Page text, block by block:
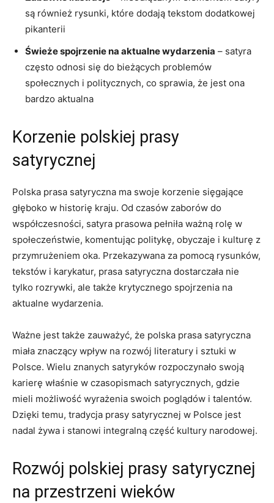
są również rysunki, które dodają ​tekstom dodatkowej
pikanterii
Świeże spojrzenie na aktualne wydarzenia – satyra
często odnosi się do bieżących​ problemów
społecznych i politycznych, co sprawia, że jest ona
bardzo​ aktualna
Korzenie polskiej prasy
satyrycznej
Polska prasa satyryczna ma swoje korzenie sięgające
⁢głęboko w historię kraju. Od czasów zaborów do
współczesności, satyra prasowa pełniła ważną rolę w
społeczeństwie, komentując politykę, obyczaje i kulturę z
przymrużeniem oka. Przekazywana za pomocą rysunków,
tekstów i karykatur, prasa satyryczna dostarczała ​nie
tylko rozrywki, ale także krytycznego spojrzenia na
⁣aktualne wydarzenia.
Ważne jest także zauważyć,‍ że polska prasa ⁢satyryczna
miała znaczący wpływ na rozwój ⁣literatury i sztuki w
Polsce. Wielu znanych satyryków rozpoczynało swoją
karierę właśnie‍ w czasopismach satyrycznych, gdzie
mieli możliwość wyrażenia swoich poglądów ⁤i ⁤talentów.
Dzięki temu, tradycja prasy ⁤satyrycznej w Polsce jest
nadal żywa i stanowi integralną część⁤ kultury narodowej.
Rozwój polskiej prasy satyrycznej
na przestrzeni wieków